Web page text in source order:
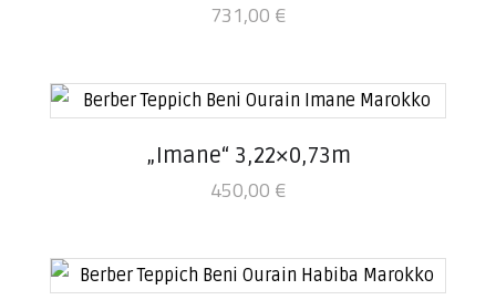
731,00 €
„Imane“ 3,22×0,73m
450,00 €